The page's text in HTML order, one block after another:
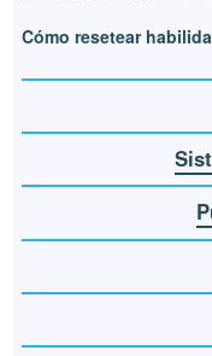
Cómo resetear